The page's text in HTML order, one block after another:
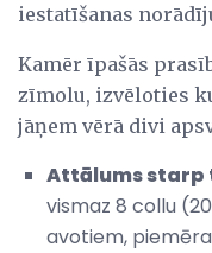
iestatīšanas
Kamēr īpašās
zīmolu, izvēloties
jāņem vērā divi
Attālums starp
vismaz 8 collu
avotiem,